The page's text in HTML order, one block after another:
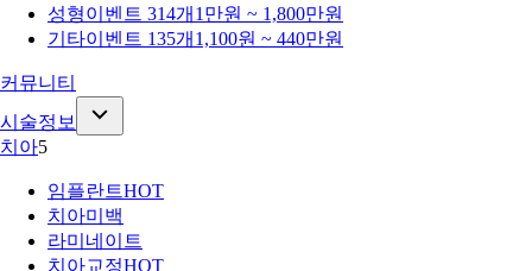
성형이벤트 314개 1만원 ~ 1,800만원
기타이벤트 135개 1,100원 ~ 440만원
커뮤니티
시술정보
치아5
임플란트HOT
치아미백
라미네이트
치아교정HOT